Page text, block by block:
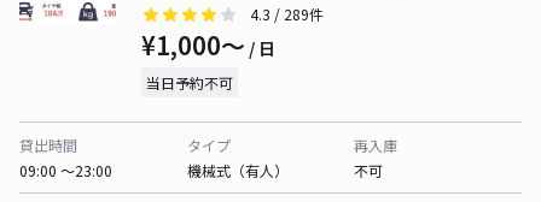
4.3 / 289件
¥1,000〜 / 日
当日予約不可
貸出時間
09:00 〜23:00
タイプ
機械式（有人）
再入庫
不可